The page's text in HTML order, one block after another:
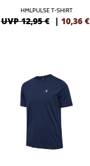
HMLPULSE T-SHIRT
UVP 12,95 € | 10,36 €